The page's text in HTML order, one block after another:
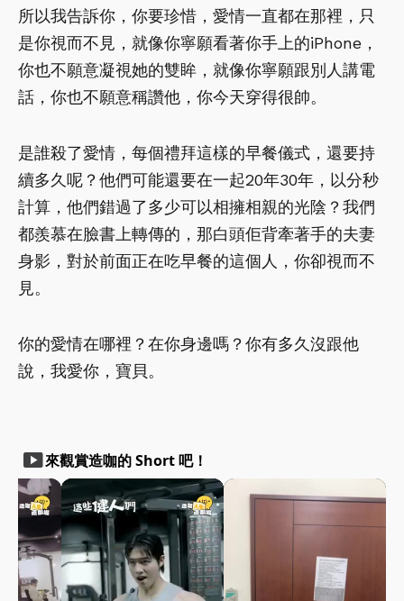
所以我告訴你，你要珍惜，愛情一直都在那裡，只
是你視而不見，就像你寧願看著你手上的iPhone，
你也不願意凝視她的雙眸，就像你寧願跟別人講電
話，你也不願意稱讚他，你今天穿得很帥。
是誰殺了愛情，每個禮拜這樣的早餐儀式，還要持
續多久呢？他們可能還要在一起20年30年，以分秒
計算，他們錯過了多少可以相擁相親的光陰？我們
都羨慕在臉書上轉傳的，那白頭佢背牽著手的夫妻
身影，對於前面正在吃早餐的這個人，你卻視而不
見。
你的愛情在哪裡？在你身邊嗎？你有多久沒跟他
說，我愛你，寶貝。
smart_display來觀賞造咖的 Short 吧！